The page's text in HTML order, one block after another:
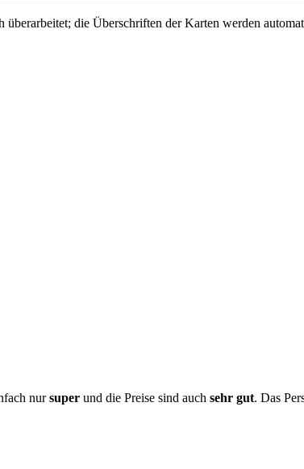
die Überschriften der Karten werden
nursuper und die Preise sind auch sehr gut. Das